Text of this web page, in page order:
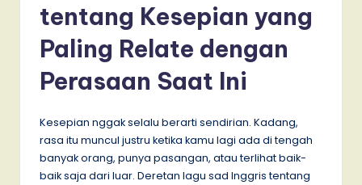
tentang Kesepian yang
Paling Relate dengan
Perasaan Saat Ini
Kesepian nggak selalu berarti sendirian. Kadang,
rasa itu muncul justru ketika kamu lagi ada di tengah
banyak orang, punya pasangan, atau terlihat baik-
baik saja dari luar. Deretan lagu sad Inggris tentang